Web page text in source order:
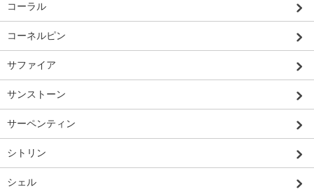
コーラル
コーネルピン
サファイア
サンストーン
サーペンティン
シトリン
シェル